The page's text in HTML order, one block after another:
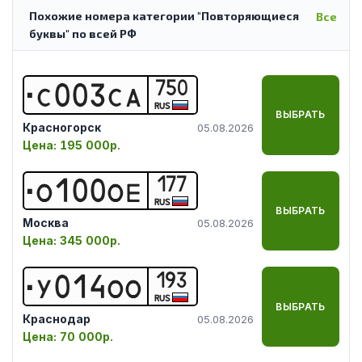
Все
Похожие номера категории "Повторяющиеся
буквы" по всей РФ
С003С А 750
RUS
Красногорск 05.08.2026
Цена: 195 000р.
ВЫБРАТЬ
О1 00ОЕ 177
RUS
Москва 05.08.2026
Цена: 345 000р.
ВЫБРАТЬ
У01 4ОО 193
RUS
Краснодар 05.08.2026
Цена: 70 000р.
ВЫБРАТЬ